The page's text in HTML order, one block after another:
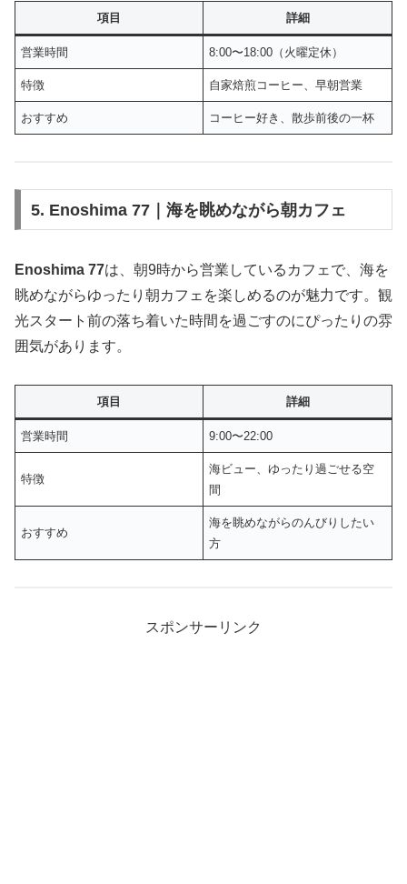
項目 詳細
営業時間 8:00〜18:00（火曜定休）
特徴 自家焙煎コーヒー、早朝営業
おすすめ コーヒー好き、散歩前後の一杯
5. Enoshima 77｜海を眺めながら朝カフェ
Enoshima 77は、朝9時から営業しているカフェで、海を
眺めながらゆったり朝カフェを楽しめるのが魅力です。観
光スタート前の落ち着いた時間を過ごすのにぴったりの雰
囲気があります。
項目 詳細
営業時間 9:00〜22:00
特徴
海ビュー、ゆったり過ごせる空
間
おすすめ
海を眺めながらのんびりしたい
方
スポンサーリンク